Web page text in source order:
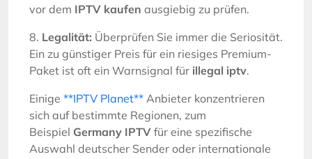
vor dem IPTV kaufen ausgiebig zu prüfen.
8. Legalität: Überprüfen Sie immer die Seriosität.
Ein zu günstiger Preis für ein riesiges Premium-
Paket ist oft ein Warnsignal für illegal iptv.
Einige **IPTV Planet** Anbieter konzentrieren
sich auf bestimmte Regionen, zum
Beispiel Germany IPTV für eine spezifische
Auswahl deutscher Sender oder internationale